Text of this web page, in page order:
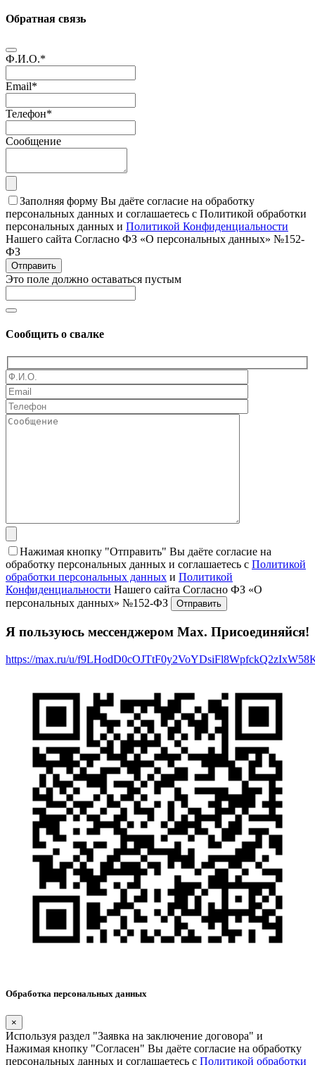
Обратная связь
Ф.И.О.*
Email*
Телефон*
Сообщение
Заполняя форму Вы даёте согласие на обработку
персональных данных и соглашаетесь с Политикой обработки
персональных данных и Политикой Конфиденциальности
Нашего сайта Согласно ФЗ «О персональных данных» №152-
ФЗ
Отправить
Это поле должно оставаться пустым
Сообщить о свалке
Нажимая кнопку "Отправить" Вы даёте согласие на
обработку персональных данных и соглашаетесь с Политикой
обработки персональных данных и Политикой
Конфиденциальности Нашего сайта Согласно ФЗ «О
персональных данных» №152-ФЗ
Я пользуюсь мессенджером Max. Присоединяйся!
https://max.ru/u/
Обработка персональных данных
×
Используя раздел "Заявка на заключение договора" и
Нажимая кнопку "Согласен" Вы даёте согласие на обработку
персональных данных и соглашаетесь с Политикой обработки